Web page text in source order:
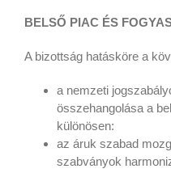
BELSŐ PIAC ÉS
A bizottság hatásköre a
a nemzeti
összehangolása a
különösen:
az áruk szabad
szabványok